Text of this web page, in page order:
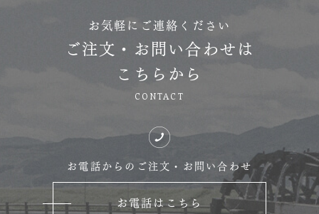
お気軽にご連絡ください
ご注文・お問い合わせは
こちらから
CONTACT
お電話からのご注文・お問い合わせ
お電話はこちら